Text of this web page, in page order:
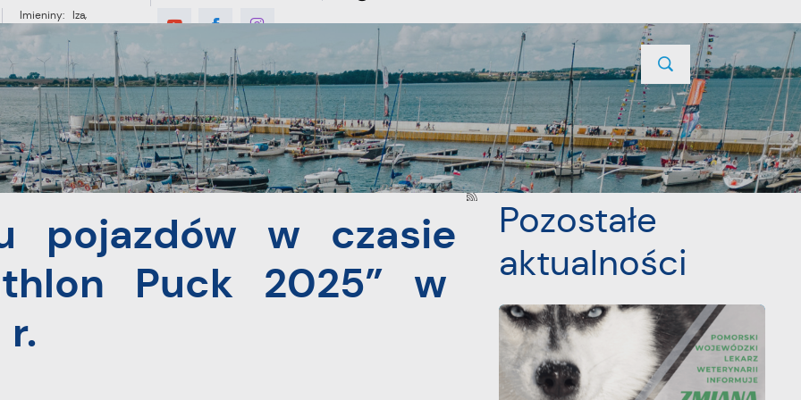
Imieniny: Iza,
Cyprian, Dominik
MIESZKANIEC TURYSTYKA INWESTYCJE PROJEKTY UNIJNE KONTAKT
czasie trwania PGK Triathlon Puck 2025” w dniu 08.06.2025 r. POPRZEDNI NASTĘPNY
pojazdów w czasie
Puck 2025” w
Pozostałe
aktualności